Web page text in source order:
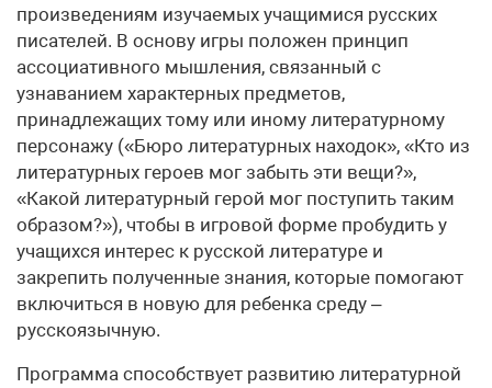
произведениям изучаемых учащимися русских
писателей. В основу игры положен принцип
ассоциативного мышления, связанный с
узнаванием характерных предметов,
принадлежащих тому или иному литературному
персонажу («Бюро литературных находок», «Кто из
литературных героев мог забыть эти вещи?»,
«Какой литературный герой мог поступить таким
образом?»), чтобы в игровой форме пробудить у
учащихся интерес к русской литературе и
закрепить полученные знания, которые помогают
включиться в новую для ребенка среду –
русскоязычную.
Программа способствует развитию литературной